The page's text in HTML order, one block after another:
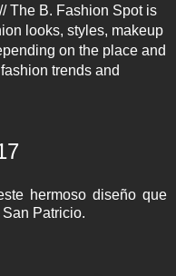
The B. Fashion Spot is
looks, styles, makeup
on the place and
trends and
hermoso diseño que
Patricio.